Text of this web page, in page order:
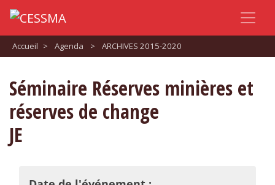
Accueil > Agenda > ARCHIVES 2015-2020
Séminaire Réserves minières et
réserves de change
JE